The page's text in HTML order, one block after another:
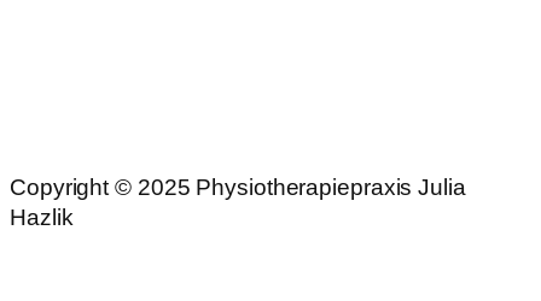
Copyright © 2025 Physiotherapiepraxis Julia
Hazlik